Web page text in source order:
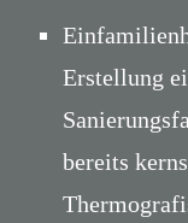
Erstellung
bereits